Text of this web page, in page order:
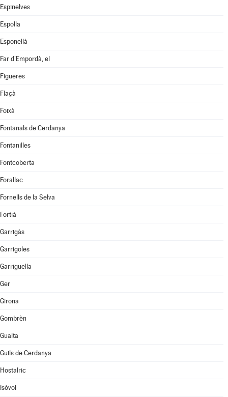
Espinelves
Espolla
Esponellà
Far d'Empordà, el
Figueres
Flaçà
Foixà
Fontanals de Cerdanya
Fontanilles
Fontcoberta
Forallac
Fornells de la Selva
Fortià
Garrigàs
Garrigoles
Garriguella
Ger
Girona
Gombrèn
Gualta
Guils de Cerdanya
Hostalric
Isòvol